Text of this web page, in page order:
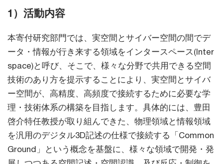
1）活動内容
本寄付研究部門では、実空間とサイバー空間の間でデ
ータ・情報が行き来する領域をインタースペース(Inter
space)と呼び、そこで、様々な分野で共用できる空間
技術のあり方を提示することにより、実空間とサイバ
ー空間が、高精度、高頻度で接続するために必要な学
理・技術体系の構築を目指します。具体的には、豊田
啓介特任教授が取り組んできた、物理領域と情報領域
を汎用のデジタル3D記述の仕様で接続する「Common
Ground」という概念を基盤に、様々な領域で開発・発